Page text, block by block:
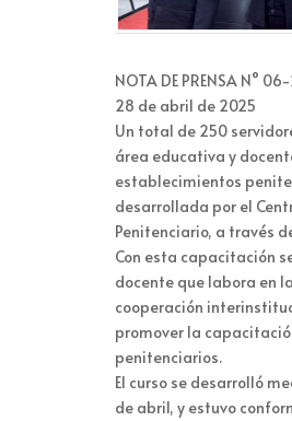
NOTA DE PRENSA N°
28 de abril de 2025
Un total de 250
área educativa y
establecimientos
desarrollada por el
Penitenciario, a través
Con esta capacitación
docente que labora en
cooperación
promover la
penitenciarios.
El curso se desarrolló
de abril, y estuvo